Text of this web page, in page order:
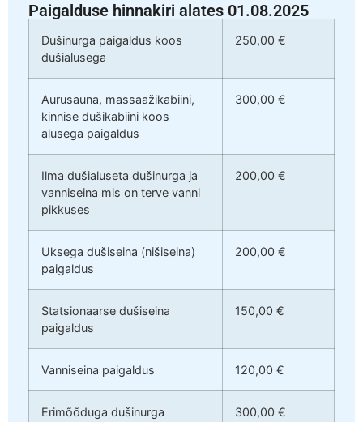
Paigalduse hinnakiri alates 01.08.2025
Dušinurga paigaldus koos
dušialusega
250,00 €
Aurusauna, massaažikabiini,
kinnise dušikabiini koos
alusega paigaldus
300,00 €
Ilma dušialuseta dušinurga ja
vanniseina mis on terve vanni
pikkuses
200,00 €
Uksega dušiseina (nišiseina)
paigaldus
200,00 €
Statsionaarse dušiseina
paigaldus
150,00 €
Vanniseina paigaldus 120,00 €
Erimõõduga dušinurga 300,00 €